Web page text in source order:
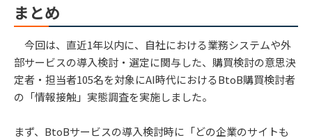
まとめ
今回は、直近1年以内に、自社における業務システムや外
部サービスの導入検討・選定に関与した、購買検討の意思決
定者・担当者105名を対象にAI時代におけるBtoB購買検討者
の「情報接触」実態調査を実施しました。
まず、BtoBサービスの導入検討時に「どの企業のサイトも